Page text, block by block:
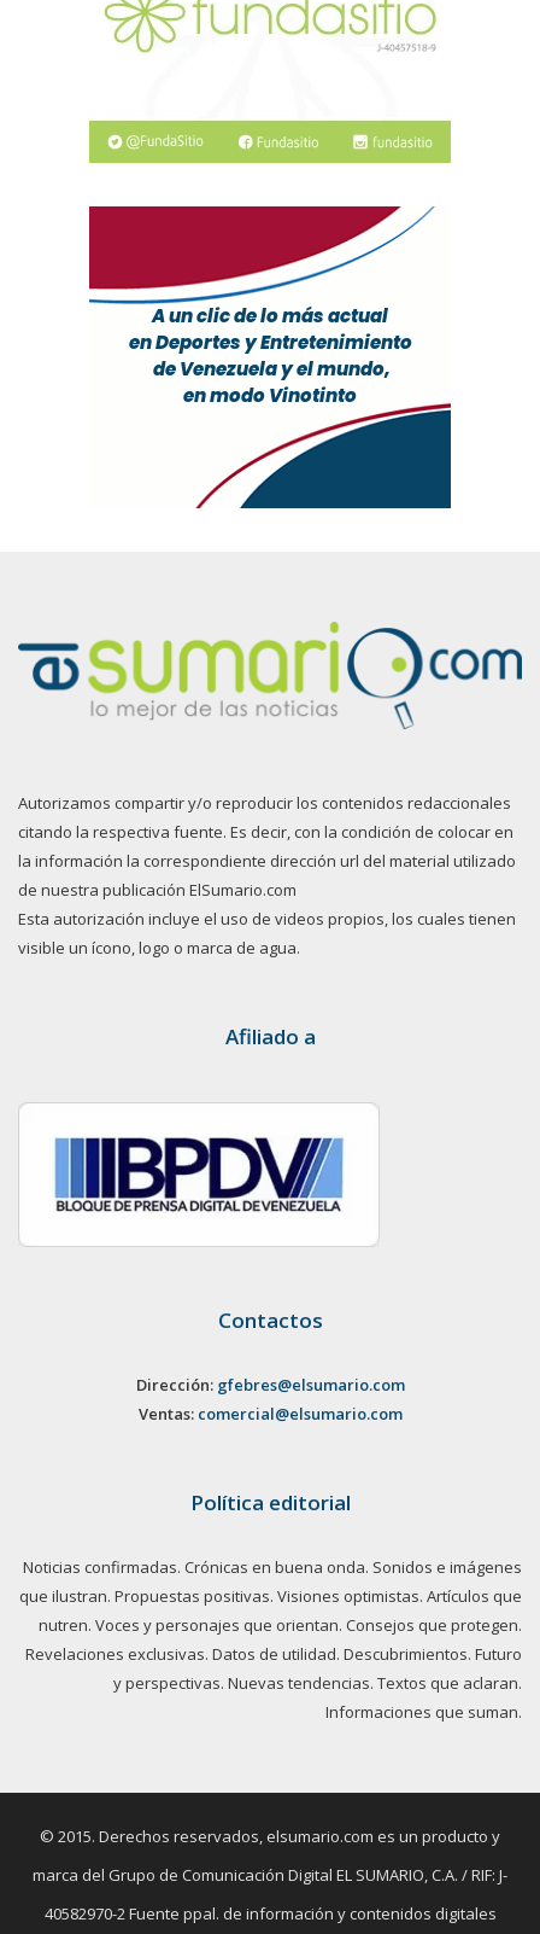
Autorizamos compartir y/o reproducir los contenidos redaccionales
citando la respectiva fuente. Es decir, con la condición de colocar en
la información la correspondiente dirección url del material utilizado
de nuestra publicación ElSumario.com
Esta autorización incluye el uso de videos propios, los cuales tienen
visible un ícono, logo o marca de agua.
Afiliado a
Contactos
Dirección: gfebres@elsumario.com
Ventas: comercial@elsumario.com
Política editorial
Noticias confirmadas. Crónicas en buena onda. Sonidos e imágenes
que ilustran. Propuestas positivas. Visiones optimistas. Artículos que
nutren. Voces y personajes que orientan. Consejos que protegen.
Revelaciones exclusivas. Datos de utilidad. Descubrimientos. Futuro
y perspectivas. Nuevas tendencias. Textos que aclaran.
Informaciones que suman.
© 2015. Derechos reservados, elsumario.com es un producto y
marca del Grupo de Comunicación Digital EL SUMARIO, C.A. / RIF: J-
40582970-2 Fuente ppal. de información y contenidos digitales